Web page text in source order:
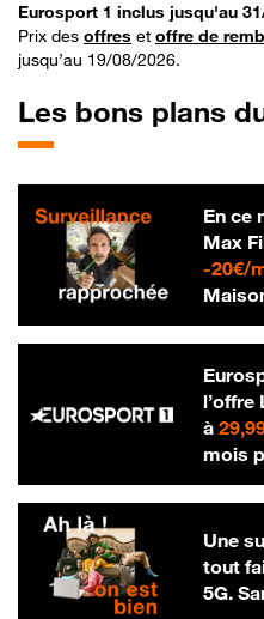
Eurosport 1 inclus jusqu'au
Prix des offres et offre de
jusqu’au 19/08/2026.
Les bons plans
En ce
Max
-20€/
l’offre
à
mois
Une
tout
5G.